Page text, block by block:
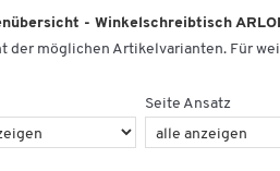
- Winkelschreibtisch
der möglichen Artikelvarianten. Für
Seite Ansatz